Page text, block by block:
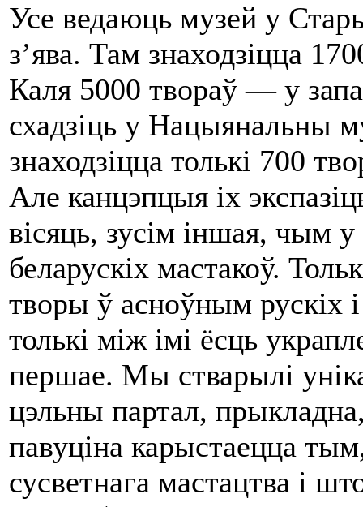
Усе ведаюць музей у
з’ява. Там знаходзіцца
Каля 5000 твораў ― у
схадзіць у Нацыянальны
знаходзіцца толькі 700
Але канцэпцыя іх
вісяць, зусім іншая, чым
беларускіх мастакоў.
творы ў асноўным рускіх і
толькі між імі ёсць
першае. Мы стварылі
цэльны партал,
павуціна карыстаецца
сусветнага мастацтва і